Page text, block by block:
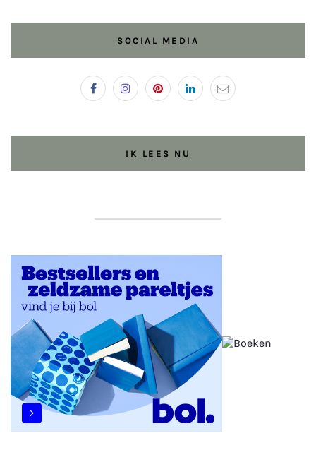
SOCIAL MEDIA
IK LEES NU